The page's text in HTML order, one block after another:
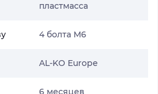
пластмасса
4 болта М6
AL-KO Europe
6 месяцев